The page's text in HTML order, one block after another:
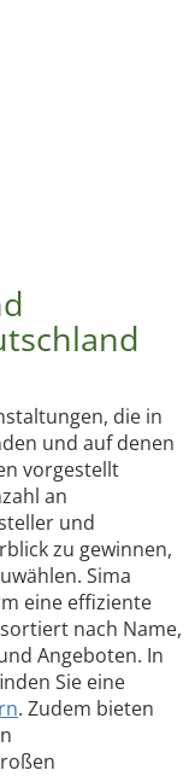
die in
und auf denen
vorgestellt
an
und
zu gewinnen,
Sima
eine effiziente
nach Name,
Angeboten. In
Sie eine
. Zudem bieten